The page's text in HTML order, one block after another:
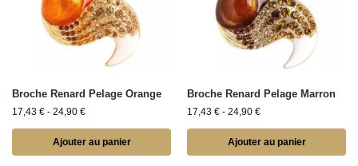
Broche Renard Pelage Orange
17,43 € - 24,90 €
Ajouter au panier
Broche Renard Pelage Marron
17,43 € - 24,90 €
Ajouter au panier